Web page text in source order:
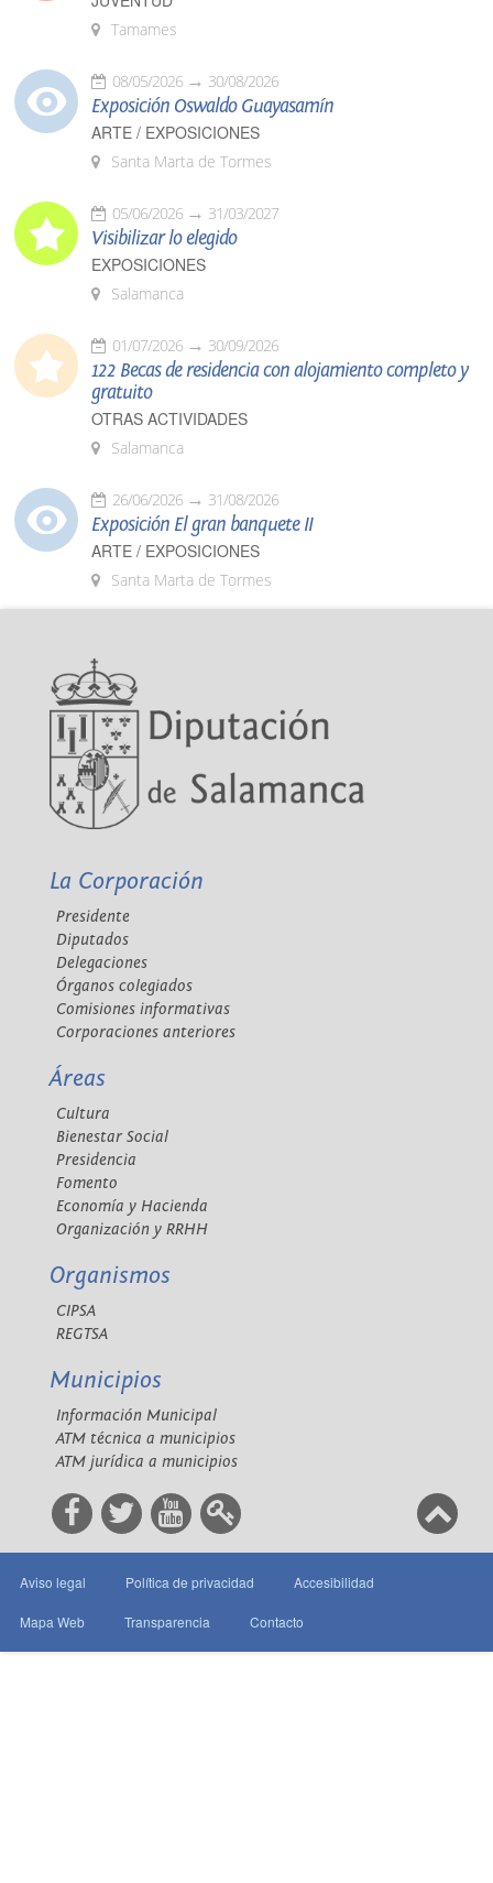
Tamames
08/05/2026 30/08/2026
Exposición Oswaldo Guayasamín
ARTE / EXPOSICIONES
Santa Marta de Tormes
05/06/2026 31/03/2027
Visibilizar lo elegido
EXPOSICIONES
Salamanca
01/07/2026 30/09/2026
122 Becas de residencia con alojamiento completo y
gratuito
OTRAS ACTIVIDADES
Salamanca
26/06/2026 31/08/2026
Exposición El gran banquete II
ARTE / EXPOSICIONES
Santa Marta de Tormes
La Corporación
Presidente
Diputados
Delegaciones
Órganos colegiados
Comisiones informativas
Corporaciones anteriores
Áreas
Cultura
Bienestar Social
Presidencia
Fomento
Economía y Hacienda
Organización y RRHH
Organismos
CIPSA
REGTSA
Municipios
Información Municipal
ATM técnica a municipios
ATM jurídica a municipios
Aviso legal Política de privacidad Accesibilidad
Mapa Web Transparencia Contacto